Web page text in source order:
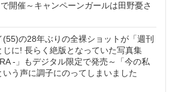
開催～キャンペーンガールは田野憂さ
(55)の28年ぶりの全裸ショットが「週刊
じに! 長らく絶版となっていた写真集
-」もデジタル限定で発売～「今の私
いう声に調子にのってしまいました